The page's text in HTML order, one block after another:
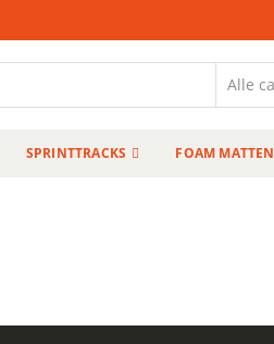
SPRINTTRACKS FOAM MATTEN